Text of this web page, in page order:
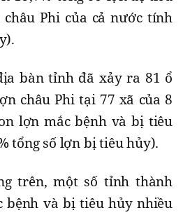
Phi của cả nước tính
bàn tỉnh đã xảy ra 81 ổ
châu Phi tại 77 xã của 8
lợn mắc bệnh và bị tiêu
tổng số lợn bị tiêu hủy).
trên, một số tỉnh thành
bệnh và bị tiêu hủy nhiều